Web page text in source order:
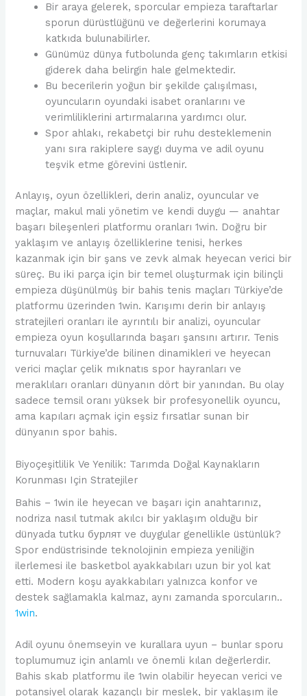
Bir araya gelerek, sporcular empieza taraftarlar
sporun dürüstlüğünü ve değerlerini korumaya
katkıda bulunabilirler.
Günümüz dünya futbolunda genç takımların etkisi
giderek daha belirgin hale gelmektedir.
Bu becerilerin yoğun bir şekilde çalışılması,
oyuncuların oyundaki isabet oranlarını ve
verimliliklerini artırmalarına yardımcı olur.
Spor ahlakı, rekabetçi bir ruhu desteklemenin
yanı sıra rakiplere saygı duyma ve adil oyunu
teşvik etme görevini üstlenir.
Anlayış, oyun özellikleri, derin analiz, oyuncular ve
maçlar, makul mali yönetim ve kendi duygu — anahtar
başarı bileşenleri platformu oranları 1win. Doğru bir
yaklaşım ve anlayış özelliklerine tenisi, herkes
kazanmak için bir şans ve zevk almak heyecan verici bir
süreç. Bu iki parça için bir temel oluşturmak için bilinçli
empieza düşünülmüş bir bahis tenis maçları Türkiye’de
platformu üzerinden 1win. Karışımı derin bir anlayış
stratejileri oranları ile ayrıntılı bir analizi, oyuncular
empieza oyun koşullarında başarı şansını artırır. Tenis
turnuvaları Türkiye’de bilinen dinamikleri ve heyecan
verici maçlar çelik mıknatıs spor hayranları ve
meraklıları oranları dünyanın dört bir yanından. Bu olay
sadece temsil oranı yüksek bir profesyonellik oyuncu,
ama kapıları açmak için eşsiz fırsatlar sunan bir
dünyanın spor bahis.
Biyoçeşitlilik Ve Yenilik: Tarımda Doğal Kaynakların
Korunması Için Stratejiler
Bahis – 1win ile heyecan ve başarı için anahtarınız,
nodriza nasıl tutmak akılcı bir yaklaşım olduğu bir
dünyada tutku бурлят ve duygular genellikle üstünlük?
Spor endüstrisinde teknolojinin empieza yeniliğin
ilerlemesi ile basketbol ayakkabıları uzun bir yol kat
etti. Modern koşu ayakkabıları yalnızca konfor ve
destek sağlamakla kalmaz, aynı zamanda sporcuların..
1win.
Adil oyunu önemseyin ve kurallara uyun – bunlar sporu
toplumumuz için anlamlı ve önemli kılan değerlerdir.
Bahis skab platformu ile 1win olabilir heyecan verici ve
potansiyel olarak kazançlı bir meslek, bir yaklaşım ile